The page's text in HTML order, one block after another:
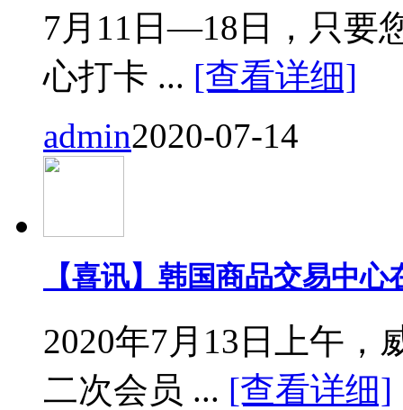
7月11日—18日，只要
心打卡 ... [查看详细]
admin2020-07-14
【喜讯】韩国商品交易中
2020年7月13日上午，
二次会员 ... [查看详细]